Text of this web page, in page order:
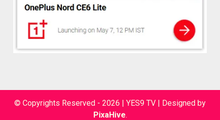
© Copyrights Reserved - 2026 | YES9 TV | Designed by
PixaHive.